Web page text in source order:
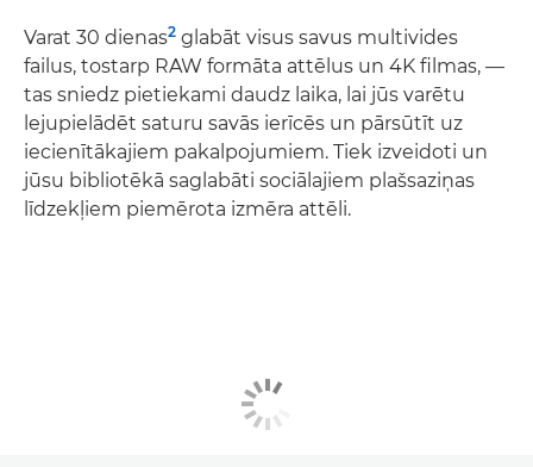
Varat 30 dienas2 glabāt visus savus multivides
failus, tostarp RAW formāta attēlus un 4K filmas, —
tas sniedz pietiekami daudz laika, lai jūs varētu
lejupielādēt saturu savās ierīcēs un pārsūtīt uz
iecienītākajiem pakalpojumiem. Tiek izveidoti un
jūsu bibliotēkā saglabāti sociālajiem plašsaziņas
līdzekļiem piemērota izmēra attēli.